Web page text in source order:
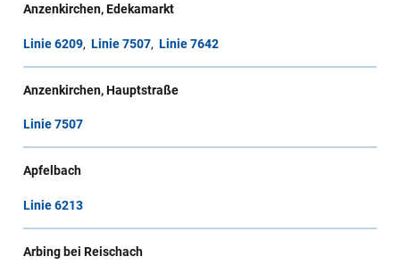
Anzenkirchen, Edekamarkt
Linie 6209,Linie 7507,Linie 7642
Anzenkirchen, Hauptstraße
Linie 7507
Apfelbach
Linie 6213
Arbing bei Reischach